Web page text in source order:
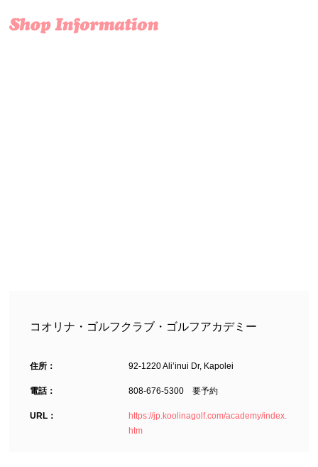
コオリナ・ゴルフクラブ・ゴルフアカデミー
住所： 92-1220 Ali’inui Dr, Kapolei
電話： 808-676-5300 要予約
URL：
https://jp.koolinagolf.com/academy/index.
htm